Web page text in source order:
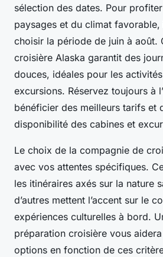
sélection des dates. Pour
paysages et du climat
choisir la période de juin à août.
croisière Alaska garantit des
douces, idéales pour les
excursions. Réservez toujours à
bénéficier des meilleurs tarifs et
disponibilité des cabines et
Le choix de la compagnie de
avec vos attentes spécifiques.
les itinéraires axés sur la nature
d’autres mettent l’accent sur le
expériences culturelles à bord.
préparation croisière vous
options en fonction de ces